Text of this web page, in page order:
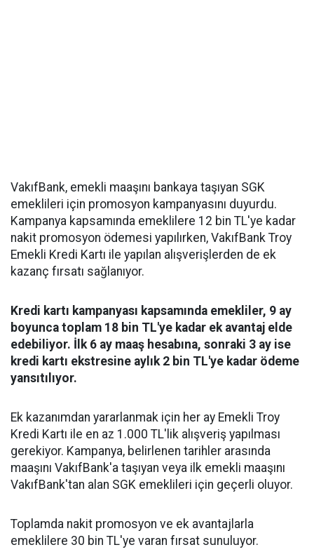
VakıfBank, emekli maaşını bankaya taşıyan SGK
emeklileri için promosyon kampanyasını duyurdu.
Kampanya kapsamında emeklilere 12 bin TL'ye kadar
nakit promosyon ödemesi yapılırken, VakıfBank Troy
Emekli Kredi Kartı ile yapılan alışverişlerden de ek
kazanç fırsatı sağlanıyor.
Kredi kartı kampanyası kapsamında emekliler, 9 ay
boyunca toplam 18 bin TL'ye kadar ek avantaj elde
edebiliyor. İlk 6 ay maaş hesabına, sonraki 3 ay ise
kredi kartı ekstresine aylık 2 bin TL'ye kadar ödeme
yansıtılıyor.
Ek kazanımdan yararlanmak için her ay Emekli Troy
Kredi Kartı ile en az 1.000 TL'lik alışveriş yapılması
gerekiyor. Kampanya, belirlenen tarihler arasında
maaşını VakıfBank'a taşıyan veya ilk emekli maaşını
VakıfBank'tan alan SGK emeklileri için geçerli oluyor.
Toplamda nakit promosyon ve ek avantajlarla
emeklilere 30 bin TL'ye varan fırsat sunuluyor.